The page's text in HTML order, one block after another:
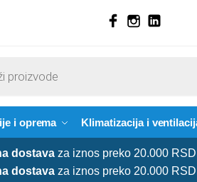
i oprema Klimatizacija i
dostava za iznos preko 20.000
dostava za iznos preko 20.000